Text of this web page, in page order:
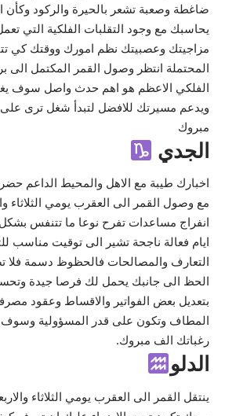
ضاغطة وصعبة تشعر بالحيرة والركود وكأن
يحاسبك مع وجود التقلبات الفلكية التي
مزاجيتك وعصبيتك نظم امورك ووقتك كي
الفلكي الاعظم هو اهم حدث واصل سوف
ويدعم مسيرتك للافضل لتبدأ شغل ترى
مبروك
الجدي
اخبارك طيبة مع الاهل والمحيط الداعم
مع وصول القمر الى العقرب يومي الثلاثاء
انفراج مساعدات تفرح نوعا ما تتنفس
ايام فعالة ناجحة تشير الى توقيت مناسب
التعارف والمصالحات فالحظوظ دسمة فلا
الحظ الى جانبك يحمل لك فرصا جيدة
بتعديل بعض الفواتير والاقساط وعقود
المطاف وتكون على قدر المسؤولية
رغباتك الف مبروك.
الدلو
ينتقل القمر الى العقرب يومي الثلاثاء